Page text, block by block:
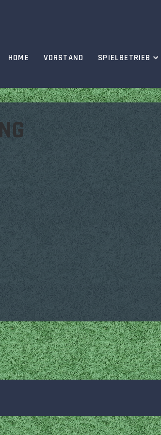
HOME VORSTAND SPIELBETRIEB